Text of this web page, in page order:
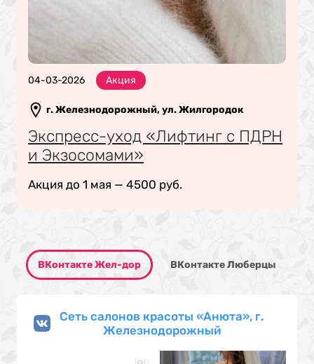
04-03-2026 Акция
г. Железнодорожный, ул. Жилгородок
Экспресс-уход «Лифтинг с ПДРН
и Экзосомами»
Акция до 1 мая — 4500 руб.
ВКонтакте Жел-дор ВКонтакте Люберцы
Сеть салонов красоты «Анюта», г.
Железнодорожный